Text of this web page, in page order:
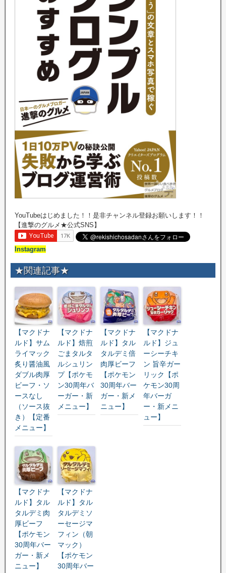
YouTubeはじめました！！是非チャンネル登録お願いします！！
【進撃のグルメ★公式SNS】
Instagram
★関連記事★
【マクドナ
ルド】サム
ライマック
炙り醤油風
ダブル肉厚
ビーフ・ソ
ースなし
（ソース抜
き）【定番
メニュー】
【マクドナ
ルド】焙煎
ごまタルタ
ルシュリン
プ【ポケモ
ン30周年バ
ーガー・新
メニュー】
【マクドナ
ルド】タル
タルデミ倍
肉厚ビーフ
【ポケモン
30周年バー
ガー・新メ
ニュー】
【マクドナ
ルド】ジュ
ーシーチキ
ン 旨辛ガー
リック【ポ
ケモン30周
年バーガ
ー・新メニ
ュー】
【マクドナ
ルド】タル
タルデミ肉
厚ビーフ
【ポケモン
30周年バー
ガー・新メ
ニュー】
【マクドナ
ルド】タル
タルデミソ
ーセージマ
フィン（朝
マック）
【ポケモン
30周年バー